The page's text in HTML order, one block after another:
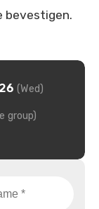
bevestigen.
(Wed)
group)